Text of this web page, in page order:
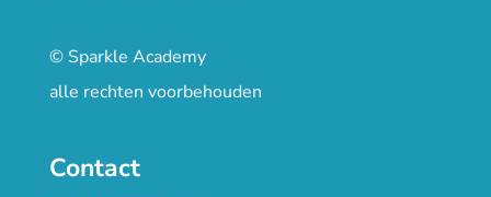
© Sparkle Academy
alle rechten voorbehouden
Contact